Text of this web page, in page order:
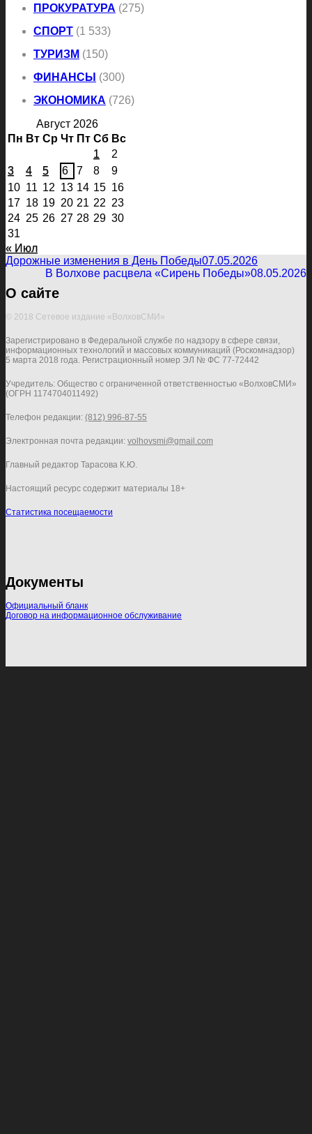
ПРОКУРАТУРА (275)
СПОРТ (1 533)
ТУРИЗМ (150)
ФИНАНСЫ (300)
ЭКОНОМИКА (726)
Август 2026
Пн Вт Ср Чт Пт Сб Вс
1
2
3
4 5 6 7 8
9
10 11 12 13 14 15 16
17 18 19 20 21 22 23
24 25 26 27 28 29 30
31
« Июл
Дорожные изменения в День Победы07.05.2026
В Волхове расцвела «Сирень Победы»08.05.2026
О сайте
© 2018 Сетевое издание «ВолховСМИ»
Зарегистрировано в Федеральной службе по надзору в сфере связи,
информационных технологий и массовых коммуникаций (Роскомнадзор)
5 марта 2018 года. Регистрационный номер ЭЛ № ФС 77-72442
Учредитель: Общество с ограниченной ответственностью «ВолховСМИ»
(ОГРН 1174704011492)
Телефон редакции: (812) 996-87-55
Электронная почта редакции: volhovsmi@gmail.com
Главный редактор Тарасова К.Ю.
Настоящий ресурс содержит материалы 18+
Статистика посещаемости
Документы
Официальный бланк
Договор на информационное обслуживание